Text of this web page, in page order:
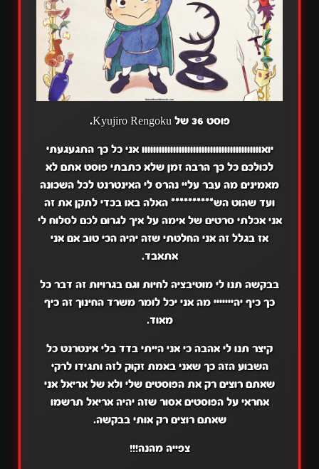
פוסט 36 של Kyujiro Rengoku.
יואוווווווווווווווווווווווווווווווווווווווווו אני כל כך התגעגעתי
לכולכם כל כך הרבה זמן שלא כתבתי פוסט אתם לא
מאמינים מה עבר עליי נהרס לי האינטרנט לכל השכונה
ועד שהוט הש********** האלה באו בכדי לתקן את זה
אני אכלתי סרטים של אימה על איך לגרום לכם לסלוח לי
אז בגלל זה אני החלטתי שזה יהיה הכי טוב אם אני
אתאבד.
בבקשה תנו לי מוטיבציה לחיות וגם בגרויות זה דבר כל
כך כיף יהייייייי מה אני יכל לומר משרד החינוך זה כיף
מאוד.
קיצר תנו לי אהבה כי אני הייתי בדד בלי אינטרנט כל
השבוע הזה כך שאני באמת זקוק לזה ותגידו לרקי
שאתם רוצים רק את הפוסטים שלי ולא של אריאל אני
אחראי על הפוסטים אסור שזה יהיה אריאל תרשמו
שאתם רוצים רק אותי בבקשה.
צפייה מהנה!!!